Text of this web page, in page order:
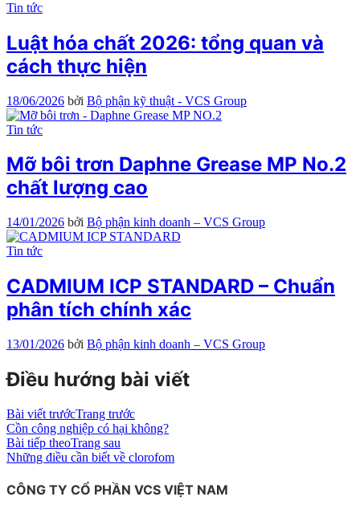
Tin tức
Luật hóa chất 2026: tổng quan và
cách thực hiện
18/06/2026 bởi Bộ phận kỹ thuật - VCS Group
Tin tức
Mỡ bôi trơn Daphne Grease MP No.2
chất lượng cao
14/01/2026 bởi Bộ phận kinh doanh – VCS Group
Tin tức
CADMIUM ICP STANDARD – Chuẩn
phân tích chính xác
13/01/2026 bởi Bộ phận kinh doanh – VCS Group
Điều hướng bài viết
Bài viết trướcTrang trước
Cồn công nghiệp có hại không?
Bài tiếp theoTrang sau
Những điều cần biết về clorofom
CÔNG TY CỔ PHẦN VCS VIỆT NAM